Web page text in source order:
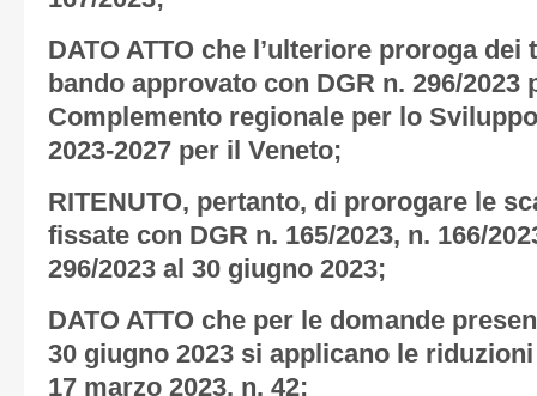
DATO ATTO che l’ulteriore proroga
bando approvato con DGR n. 296/
Complemento regionale per lo
2023-2027 per il Veneto;
RITENUTO, pertanto, di prorogare le
fissate con DGR n. 165/2023, n. 166/
296/2023 al 30 giugno 2023;
DATO ATTO che per le domande
30 giugno 2023 si applicano le
17 marzo 2023, n. 42;